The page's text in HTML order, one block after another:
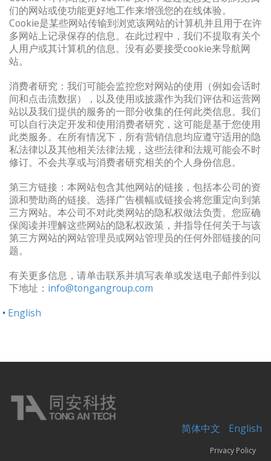
们的网站或使功能更好地工作来增强您的在线体验。
Cookie是某些网站传输到浏览该网站的计算机并且用于在许
多网站上记录保存的信息。在此过程中，我们不提取有关个
人用户或其计算机的信息。没有必要接受cookie来导航网
站。
消费者研究：我们可能会监控您对网站的使用（例如会话时
间和点击流数据），以及使用或披露作为我们评估和运营网
站以及我们提供的服务的一部分收集的任何此类信息。我们
可以自行决定开发和使用消费者研究，这可能是基于您使用
此类服务​​。在所有情况下，所有营销信息均应遵守适用的隐
私法律以及其他相关法律法规，这些法律和法规可能会不时
修订。不会共享或与消费者研究相关的个人身份信息。
第三方链接：本网站包含其他网站的链接，包括本公司的资
源和赞助商的链接。选择广告横幅或链接会将您重定向到第
三方网站。本公司不对此类网站的隐私权做法负责。您应确
保阅读并理解这些网站的隐私权政策，并指导任何关于与该
第三方网站的网站管理员或网站管理员的任何外部链接的问
题。
有关更多信息，请单击联系并填写表单或发送电子邮件到以
下地址： info@tongangroup.com
English
简体中文 English
Privacy Policy